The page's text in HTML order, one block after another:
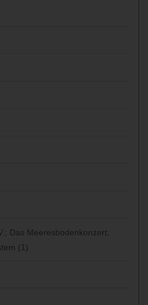
Das Meeresbodenkonzert;
(1)